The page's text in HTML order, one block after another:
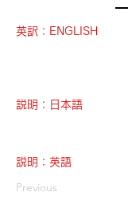
英訳：ENGLISH
説明：日本語
説明：英語
Previous